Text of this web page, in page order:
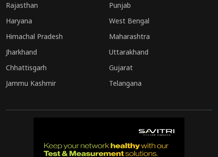
Rajasthan
Punjab
Haryana
West Bengal
Himachal Pradesh
Maharashtra
Jharkhand
Uttarakhand
Chhattisgarh
Gujarat
Jammu Kashmir
Telangana